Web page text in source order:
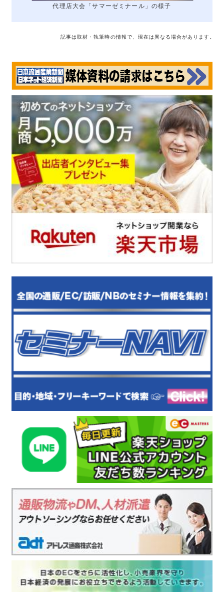
代理店大会「サマーゼミナール」の様子
記事は取材・執筆時の情報で、現在は異なる場合があります。